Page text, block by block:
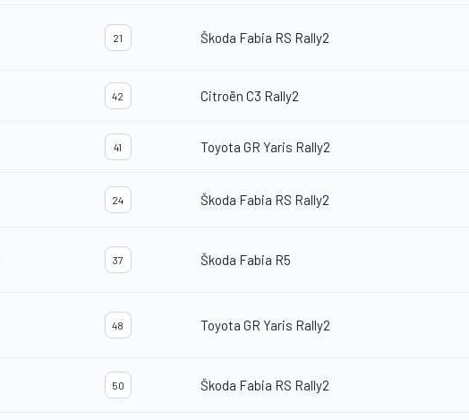
21 Škoda Fabia RS Rally2
42 Citroën C3 Rally2
41 Toyota GR Yaris Rally2
24 Škoda Fabia RS Rally2
37 Škoda Fabia R5
48 Toyota GR Yaris Rally2
50 Škoda Fabia RS Rally2